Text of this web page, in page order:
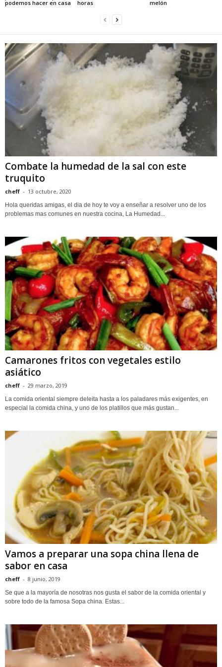
podemos hacer en casa
horas
melón
Combate la humedad de la sal con este
truquito
cheff - 13 octubre, 2020
Hola queridas amigas, el dia de hoy te voy a enseñar a resolver uno de los
problemas mas comunes en nuestra cocina, La Humedad...
Camarones fritos con vegetales estilo
asiático
cheff - 29 marzo, 2019
La comida oriental siempre deleita hasta a los paladares más exigentes, en
especial la comida china, y uno de los platillos que más gustan...
Vamos a preparar una sopa china llena de
sabor en casa
cheff - 8 junio, 2019
Se que a la mayoría de nosotras nos gusta el sabor de la comida oriental y
sobre todo de la famosa Sopa china. Estas...